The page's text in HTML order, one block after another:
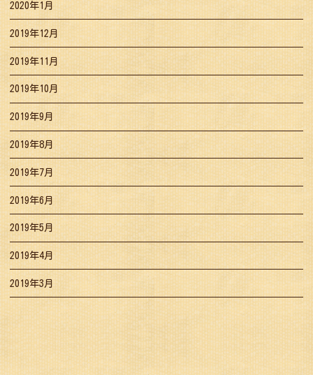
2020年1月
2019年12月
2019年11月
2019年10月
2019年9月
2019年8月
2019年7月
2019年6月
2019年5月
2019年4月
2019年3月